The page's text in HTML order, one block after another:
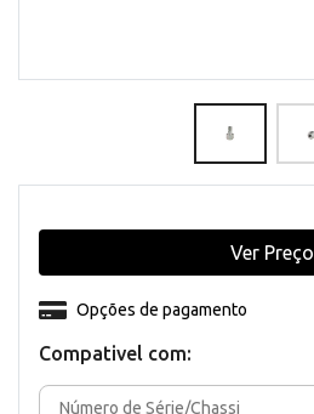
Compativel com:
Opções de pagamento
Ver Preço